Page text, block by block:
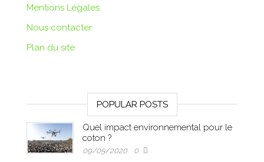
Mentions Légales
Nous contacter
Plan du site
POPULAR POSTS
Quel impact environnemental pour le
coton ?
09/05/2020 0